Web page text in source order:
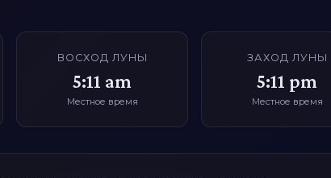
ВОСХОД ЛУНЫ
5:11 am
Местное время
ЗАХОД ЛУНЫ
5:11 pm
Местное время